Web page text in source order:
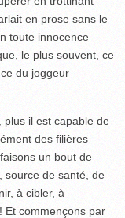
en prose sans le
toute innocence
le plus souvent, ce
du joggeur
plus il est capable de
des filières
un bout de
source de santé, de
à cibler, à
Et commençons par